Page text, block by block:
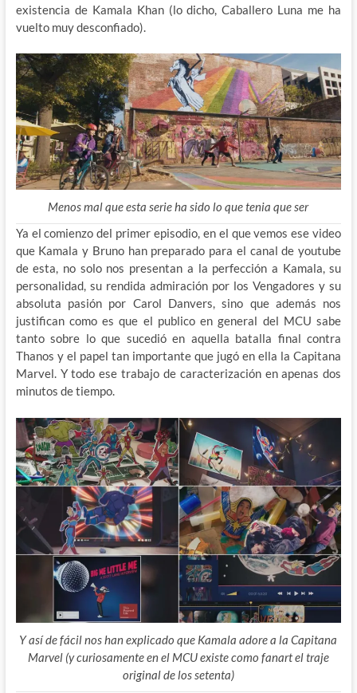
existencia de Kamala Khan (lo dicho, Caballero Luna me ha
vuelto muy desconfiado).
Menos mal que esta serie ha sido lo que tenia que ser
Ya el comienzo del primer episodio, en el que vemos ese video
que Kamala y Bruno han preparado para el canal de youtube
de esta, no solo nos presentan a la perfección a Kamala, su
personalidad, su rendida admiración por los Vengadores y su
absoluta pasión por Carol Danvers, sino que además nos
justifican como es que el publico en general del MCU sabe
tanto sobre lo que sucedió en aquella batalla final contra
Thanos y el papel tan importante que jugó en ella la Capitana
Marvel. Y todo ese trabajo de caracterización en apenas dos
minutos de tiempo.
Y así de fácil nos han explicado que Kamala adore a la Capitana
Marvel (y curiosamente en el MCU existe como fanart el traje
original de los setenta)